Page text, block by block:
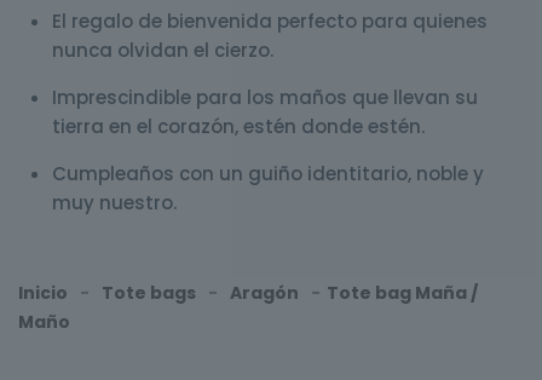
Inicio - Tote bags - Aragón - Tote bag Maña /
Maño
El regalo de bienvenida perfecto para quienes
nunca olvidan el cierzo.
Imprescindible para los maños que llevan su
tierra en el corazón, estén donde estén.
Cumpleaños con un guiño identitario, noble y
muy nuestro.